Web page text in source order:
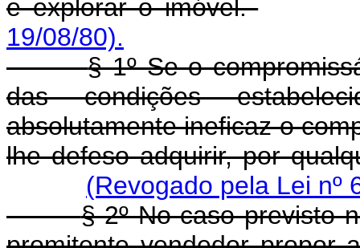
e explorar o imóvel.
19/08/80).
§ 1º Se o
das condições
absolutamente ineficaz o
lhe defeso adquirir, por
(Revogado pela Lei nº
§ 2º No caso previsto